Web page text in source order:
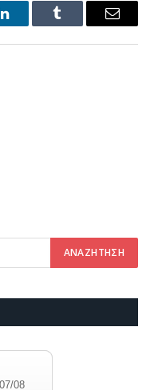
LinkedInTumblr Email